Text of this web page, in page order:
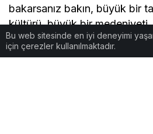
bakarsanız bakın, büyük bir
kültürü, büyük bir medeniyeti,
medeniyetleri görüyoruz.”
bulundu.
Bu web sitesinde en iyi deneyimi
için çerezler kullanılmaktadır.